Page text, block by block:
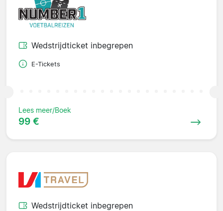
Wedstrijdticket inbegrepen
E-Tickets
Lees meer/Boek
99 €
Wedstrijdticket inbegrepen